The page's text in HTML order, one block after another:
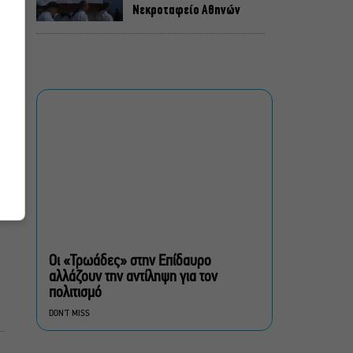
Νεκροταφείο Αθηνών
τραπεζοκαθισμάτων σε 13
επιχειρησιακές δράσεις
Παγκόσμια πρεμιέρα για τη
Οι «Τρωάδες» στην Επίδαυρο
αλλάζουν την αντίληψη για τον
πολιτισμό
DON'T MISS